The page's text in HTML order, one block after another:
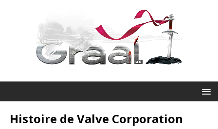
Histoire de Valve Corporation